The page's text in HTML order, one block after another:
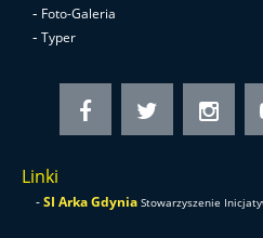
- Foto-Galeria
- Typer
Linki
-SI Arka Gdynia Stowarzyszenie